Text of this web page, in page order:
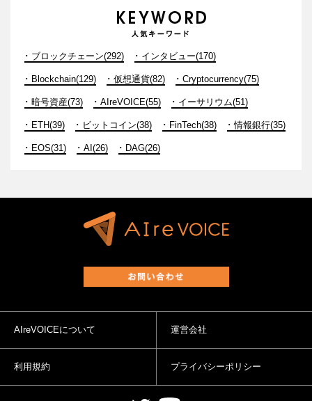
ブロックチェーン(292) インタビュー(170)
Blockchain(129) 仮想通貨(82) Cryptocurrency(75)
暗号資産(73) AIreVOICE(55) イーサリウム(51)
ETH(39) ビットコイン(38) FinTech(38) 情報銀行(35)
EOS(31) AI(26) DAG(26)
AIreVOICEについて 運営会社
利用規約 プライバシーポリシー